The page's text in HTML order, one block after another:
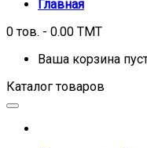
Главная
0 тов. - 0.00 TMT
Ваша корзина
Каталог товаров